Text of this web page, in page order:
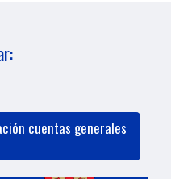
cuentas generales